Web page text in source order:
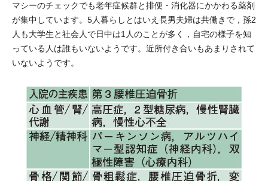
マシーのチェックでも老年症候群と排便・消化器にかかわる薬剤
が集中しています。5人暮らしとはいえ長男夫婦は共働きで，孫2
人も大学生と社会人で日中は1人のことが多く，自宅の様子を知
っている人は誰もいないようです。近所付き合いもあまりされて
いないようです。